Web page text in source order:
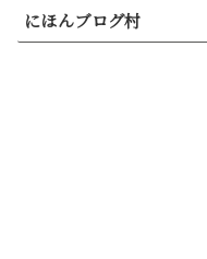
にほんブログ村